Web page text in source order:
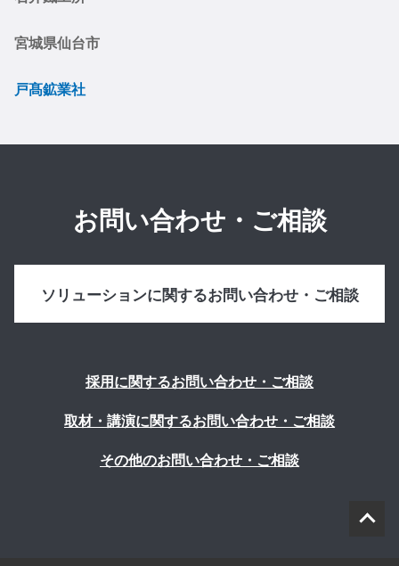
宮城県仙台市
戸髙鉱業社
お問い合わせ・ご相談
ソリューションに関するお問い合わせ・ご相談
採用に関するお問い合わせ・ご相談
取材・講演に関するお問い合わせ・ご相談
その他のお問い合わせ・ご相談